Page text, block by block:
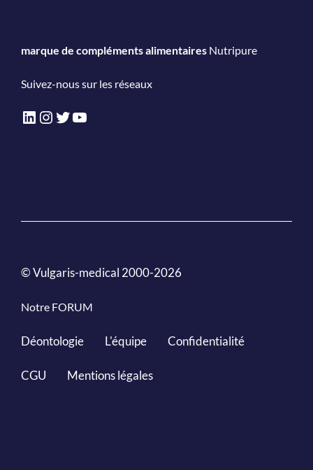
marque de compléments alimentaires Nutripure
Suivez-nous sur les réseaux
LinkedIn
Instagram
Twitter
YouTube
© Vulgaris-medical 2000-2026
Notre FORUM
Déontologie L'équipe Confidentialité
CGU Mentions légales